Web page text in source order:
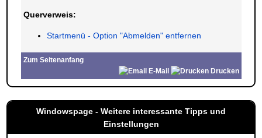
Querverweis:
Startmenü - Option "Abmelden" entfernen
Zum Seitenanfang
E-Mail
Drucken
Windowspage - Weitere interessante Tipps und
Einstellungen